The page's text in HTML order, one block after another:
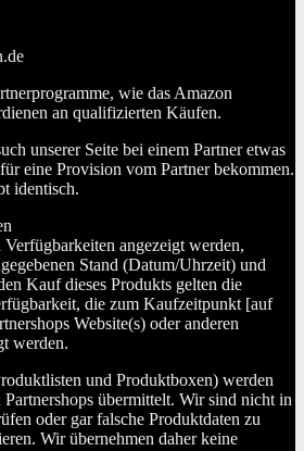
wie das Amazon
an qualifizierten Käufen.
unserer Seite bei einem Partner etwas
eine Provision vom Partner bekommen.
identisch.
angezeigt werden,
Stand (Datum/Uhrzeit) und
Kauf dieses Produkts gelten die
die zum Kaufzeitpunkt [auf
Website(s) oder anderen
werden.
und Produktboxen) werden
übermittelt. Wir sind nicht in
oder gar falsche Produktdaten zu
Wir übernehmen daher keine